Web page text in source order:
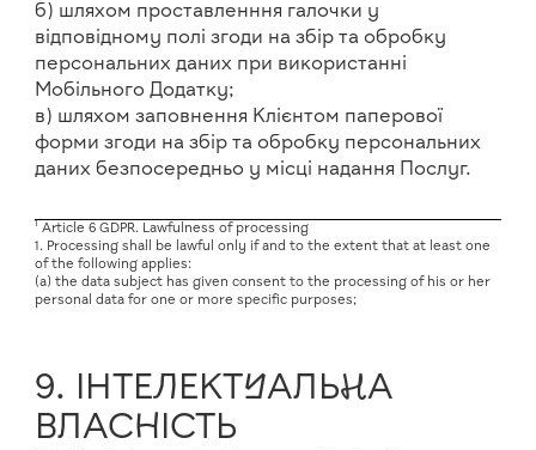
б) шляхом проставленння галочки у
відповідному полі згоди на збір та обробку
персональних даних при використанні
Мобільного Додатку;
в) шляхом заповнення Клієнтом паперової
форми згоди на збір та обробку персональних
даних безпосередньо у місці надання Послуг.
1
Article 6 GDPR. Lawfulness of processing
1. Processing shall be lawful only if and to the extent that at least one
of the following applies:
(a) the data subject has given consent to the processing of his or her
personal data for one or more specific purposes;
9. ІНТЕЛЕКТУАЛЬНА
ВЛАСНІСТЬ